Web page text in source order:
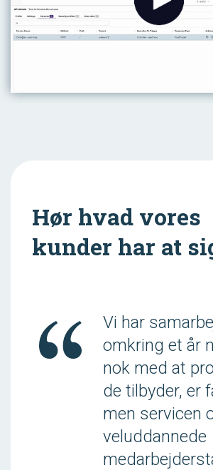
Hør hvad vores
kunder har at
Vi har
omkring et år
nok med at
de tilbyder, er
men servicen
veluddannede